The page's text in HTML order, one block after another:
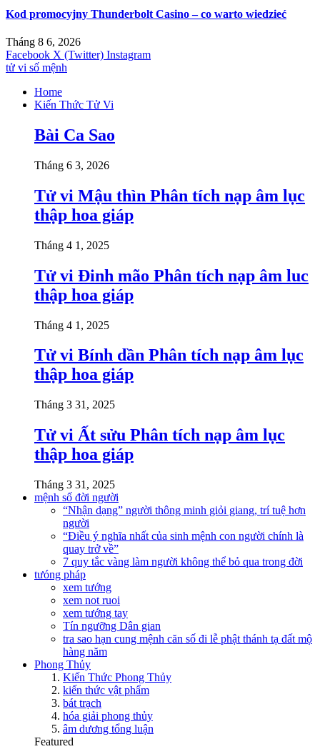
Kod promocyjny Thunderbolt Casino – co warto wiedzieć
Tháng 8 6, 2026
Facebook X (Twitter) Instagram
tử vi số mệnh
Home
Kiến Thức Tử Vi
Bài Ca Sao
Tháng 6 3, 2026
Tử vi Mậu thìn Phân tích nạp âm lục
thập hoa giáp
Tháng 4 1, 2025
Tử vi Đinh mão Phân tích nạp âm luc
thập hoa giáp
Tháng 4 1, 2025
Tử vi Bính dần Phân tích nạp âm lục
thập hoa giáp
Tháng 3 31, 2025
Tử vi Ất sửu Phân tích nạp âm lục
thập hoa giáp
Tháng 3 31, 2025
mệnh số đời người
“Nhận dạng” người thông minh giỏi giang, trí tuệ hơn
người
“Điều ý nghĩa nhất của sinh mệnh con người chính là
quay trở về”
7 quy tắc vàng làm người không thể bỏ qua trong đời
tưóng pháp
xem tướng
xem not ruoi
xem tướng tay
Tín ngưỡng Dân gian
tra sao hạn cung mệnh căn số đi lễ phật thánh tạ đất mộ
hàng năm
Phong Thủy
Kiến Thức Phong Thủy
kiến thức vật phẩm
bát trạch
hóa giải phong thủy
âm dương tổng luận
Featured